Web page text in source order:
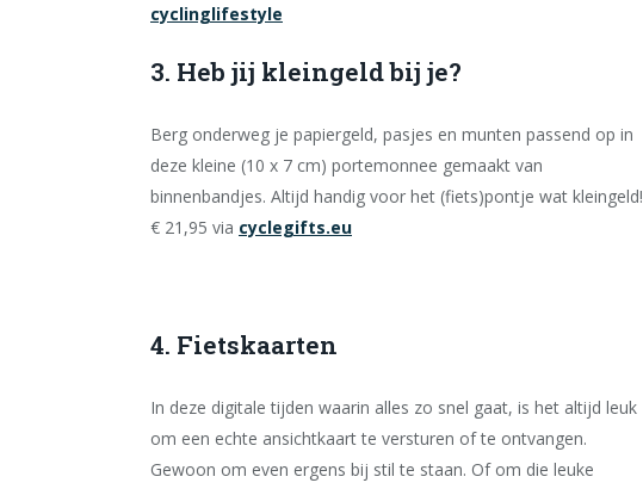
cyclinglifestyle
3. Heb jij kleingeld bij je?
Berg onderweg je papiergeld, pasjes en munten passend op in
deze kleine (10 x 7 cm) portemonnee gemaakt van
binnenbandjes. Altijd handig voor het (fiets)pontje wat kleingeld!
€ 21,95 via cyclegifts.eu
4. Fietskaarten
In deze digitale tijden waarin alles zo snel gaat, is het altijd leuk
om een echte ansichtkaart te versturen of te ontvangen.
Gewoon om even ergens bij stil te staan. Of om die leuke